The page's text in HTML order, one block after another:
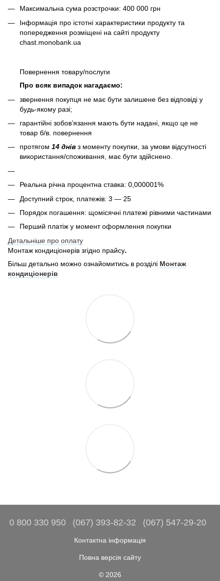
Максимальна сума розстрочки: 400 000 грн
Інформація про істотні характеристики продукту та
попередження розміщені на сайті продукту
chast.monobank.ua
Повернення товару/послуги
Про всяк випадок нагадаємо:
звернення покупця не має бути залишене без відповіді у
будь-якому разі;
гарантійні зобов’язання мають бути надані, якщо це не
товар б/в. повернення
протягом 14 днів з моменту покупки, за умови відсутності
використання/споживання, має бути здійснено.
Реальна річна процентна ставка: 0,000001%
Доступний строк, платежів: 3 — 25
Порядок погашення: щомісячні платежі рівними частинами
Перший платіж у момент оформлення покупки
Детальніше про оплату
Монтаж кондиціонерів згідно прайсу.
Більш детально можно ознайомитись в розділі Монтаж
кондиціонерів
0 800 330 950 (067) 393-82-32 (067) 547-29-20
Контактна інформація
Повна версія сайту
© 2026